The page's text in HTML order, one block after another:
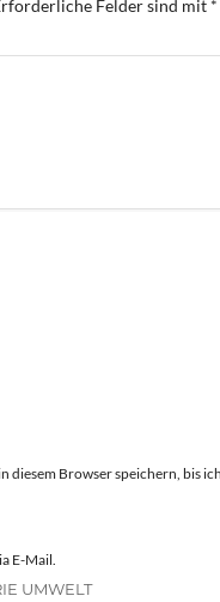
Felder sind mit *
diesem Browser speichern, bis
E-Mail.
UMWELT